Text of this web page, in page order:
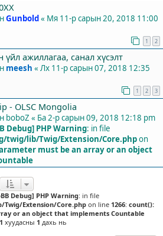
Gunbold« Мя 11-р сарын 20, 2018 11:00
1 2
ажиллагаа, санал хүсэлт
meesh « Лх 11-р сарын 07, 2018 12:35
1 2 3
- OLSC Mongolia
boboZ « Ба 2-р сарын 09, 2018 12:18 pm
Debug] PHP Warning: in file
twig/lib/Twig/Extension/Core.phpon
must be an array or an object
Debug] PHP Warning: in file
Extension/Core.phpon line 1266: count():
or an object that implements Countable
1 хуудасны 1 дахь нь